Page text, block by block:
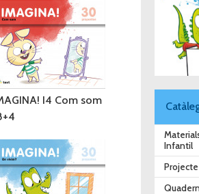
I4 Com som
Infantil